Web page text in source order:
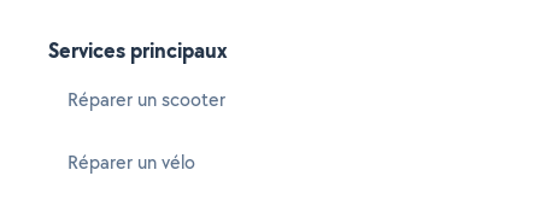
Services principaux
Réparer un scooter
Réparer un vélo